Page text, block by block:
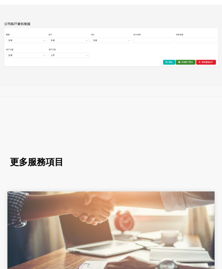
更多服務項目